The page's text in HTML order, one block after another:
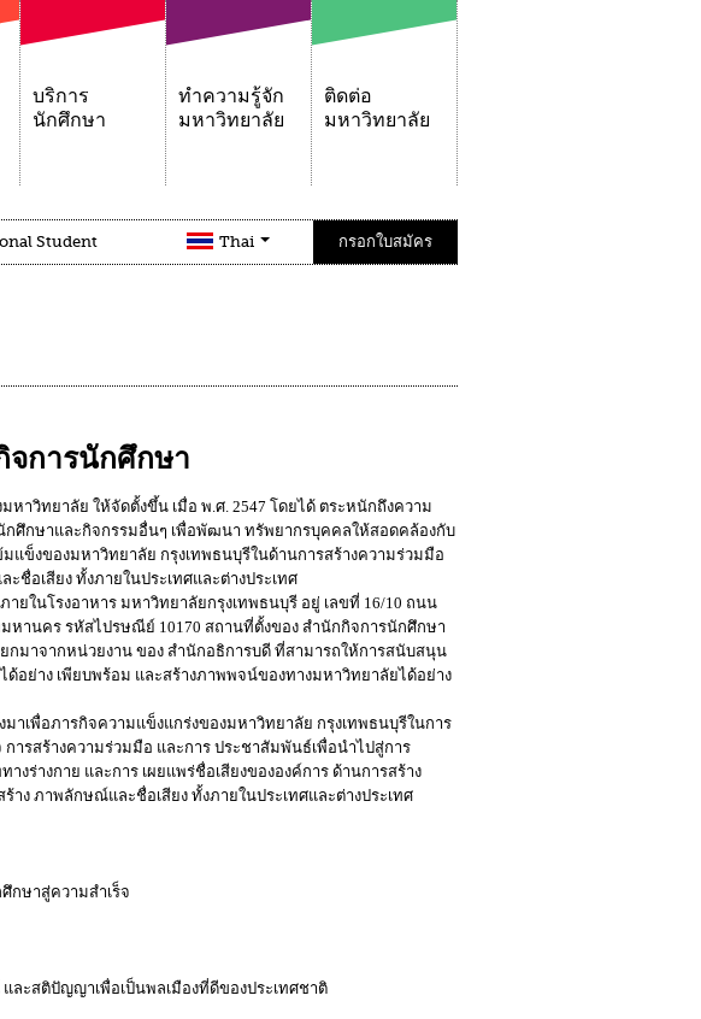
บริการ
นักศึกษา
ทำความรู้จัก
มหาวิทยาลัย
ติดต่อ
มหาวิทยาลัย
Student Thai กรอกใบสมัคร
จการนักศึกษา
าวิทยาลัย ให้จัดตั้งขึ้น เมื่อ พ.ศ. 2547 โดยได้ ตระหนักถึงความ
ศึกษาและกิจกรรมอื่นๆ เพื่อพัฒนา ทรัพยากรบุคคลให้สอดคล้องกับ
แข็งของมหาวิทยาลัย กรุงเทพธนบุรีในด้านการสร้างความร่วมมือ
ชื่อเสียง ทั้งภายในประเทศและต่างประเทศ
ในโรงอาหาร มหาวิทยาลัยกรุงเทพธนบุรี อยู่ เลขที่ 16/10 ถนน
หานคร รหัสไปรษณีย์ 10170 สถานที่ตั้งของ สำนักกิจการนักศึกษา
มาจากหน่วยงาน ของ สำนักอธิการบดี ที่สามารถให้การสนับสนุน
อย่าง เพียบพร้อม และสร้างภาพพจน์ของทางมหาวิทยาลัยได้อย่าง
าเพื่อภารกิจความแข็งแกร่งของมหาวิทยาลัย กรุงเทพธนบุรีในการ
ารสร้างความร่วมมือ และการ ประชาสัมพันธ์เพื่อนำไปสู่การ
ร่างกาย และการ เผยแพร่ชื่อเสียงขององค์การ ด้านการสร้าง
ง ภาพลักษณ์และชื่อเสียง ทั้งภายในประเทศและต่างประเทศ
กษาสู่ความสำเร็จ
ละสติปัญญาเพื่อเป็นพลเมืองที่ดีของประเทศชาติ